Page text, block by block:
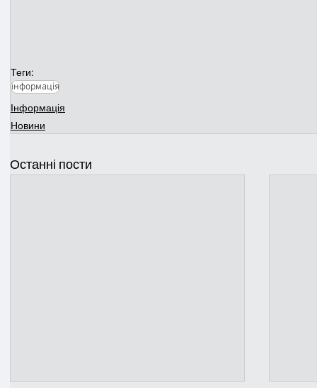
Теги:
інформація
Інформація
Новини
Останні пости